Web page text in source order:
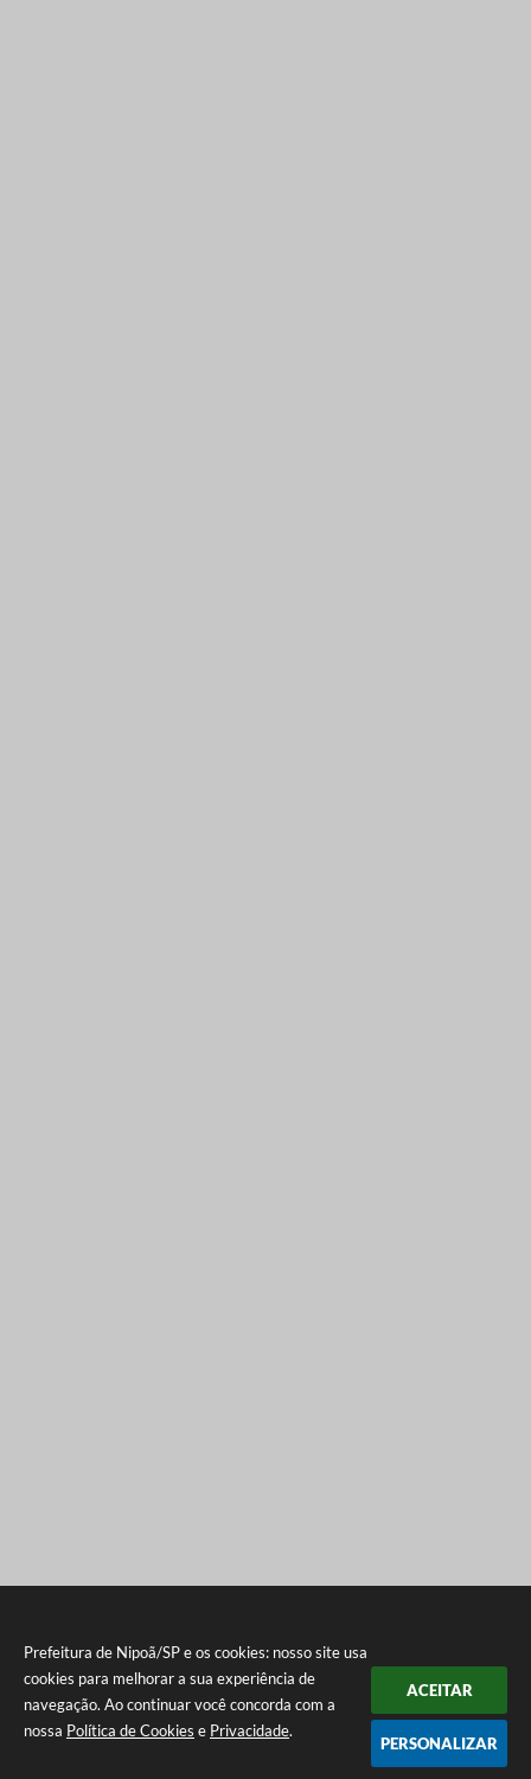
Prefeitura de Nipoã/SP e os cookies: nosso site usa
cookies para melhorar a sua experiência de
navegação. Ao continuar você concorda com a
nossa Política de Cookies e Privacidade.
ACEITAR
PERSONALIZAR